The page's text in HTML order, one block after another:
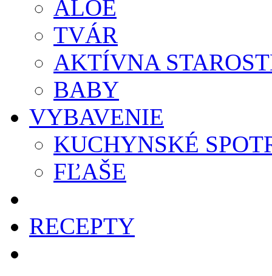
ALOE
TVÁR
AKTÍVNA
BABY
VYBAVENIE
KUCHYNSKÉ
FĽAŠE
RECEPTY